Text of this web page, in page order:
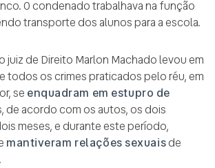
O condenado trabalhava na função
transporte dos alunos para a escola.
juiz de Direito Marlon Machado levou em
todos os crimes praticados pelo réu, em
se enquadram em estupro de
de acordo com os autos, os dois
meses, e durante este período,
mantiveram relações sexuaisde